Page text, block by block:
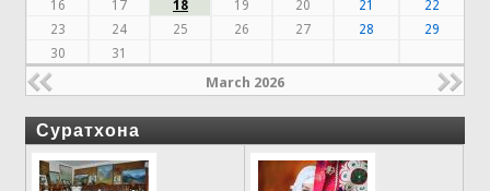
16
17 18 19 20 21
22
23
24 25 26 27 28
29
30
31
March 2026
Суратхона